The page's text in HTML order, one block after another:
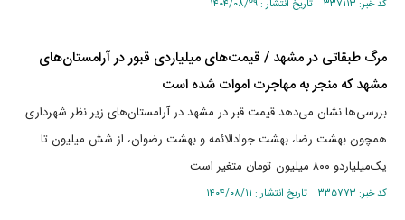
کد خبر: ۳۳۷۱۱۳ تاریخ انتشار : ۱۴۰۴/۰۸/۲۹
مرگ طبقاتی در مشهد / قیمت‌های میلیاردی قبور در آرامستان‌های
مشهد که منجر به مهاجرت اموات شده است
بررسی‌ها نشان می‌دهد قیمت قبر در مشهد در آرامستان‌های زیر نظر شهرداری
همچون بهشت رضا، بهشت جواد‌الائمه و بهشت رضوان، از شش میلیون تا
یک‌میلیارد‌و ۸۰۰ میلیون تومان متغیر است
کد خبر: ۳۳۵۷۷۳ تاریخ انتشار : ۱۴۰۴/۰۸/۱۱